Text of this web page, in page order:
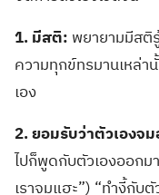
1.มีสติ: พยายามมีสติรู้
ความทุกข์ทรมานเหล่า
เอง
2.ยอมรับว่าตัวเองจ
ไปก็พูดกับตัวเองออกม
เราจมแฮะ”) “ทำงี้กับตั